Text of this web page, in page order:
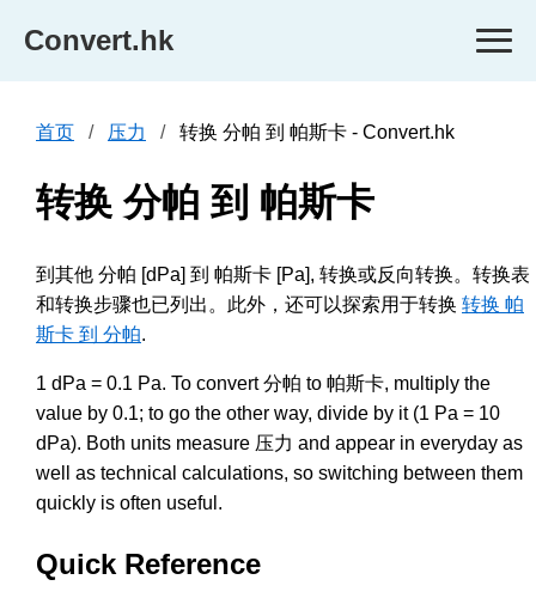
Convert.hk
首页 压力 转换 分帕 到 帕斯卡 - Convert.hk
转换 分帕 到 帕斯卡
到其他 分帕 [dPa] 到 帕斯卡 [Pa], 转换或反向转换。转换表
和转换步骤也已列出。此外，还可以探索用于转换 转换 帕
斯卡 到 分帕.
1 dPa = 0.1 Pa. To convert 分帕 to 帕斯卡, multiply the
value by 0.1; to go the other way, divide by it (1 Pa = 10
dPa). Both units measure 压力 and appear in everyday as
well as technical calculations, so switching between them
quickly is often useful.
Quick Reference